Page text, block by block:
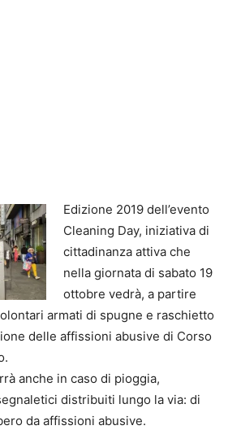
Edizione 2019 dell’evento
Cleaning Day, iniziativa di
cittadinanza attiva che
nella giornata di sabato 19
ottobre vedrà, a partire
armati di spugne e raschietto
delle affissioni abusive di Corso
anche in caso di pioggia,
distribuiti lungo la via: di
da affissioni abusive.